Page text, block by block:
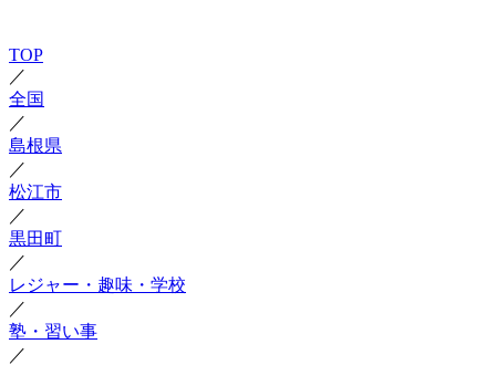
TOP
／
全国
／
島根県
／
松江市
／
黒田町
／
レジャー・趣味・学校
／
塾・習い事
／